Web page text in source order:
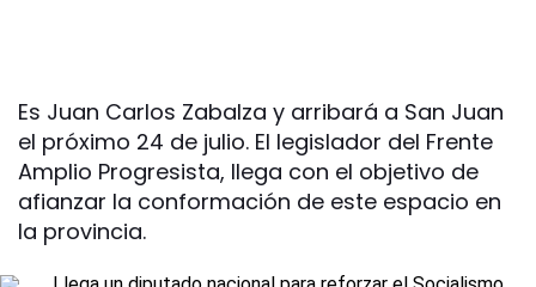
Es Juan Carlos Zabalza y arribará a San Juan
el próximo 24 de julio. El legislador del Frente
Amplio Progresista, llega con el objetivo de
afianzar la conformación de este espacio en
la provincia.